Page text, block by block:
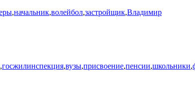
,начальник,волейбол,застройщик,Владимир
,госжилинспекция,вузы,присвоение,пенсии,школьники,